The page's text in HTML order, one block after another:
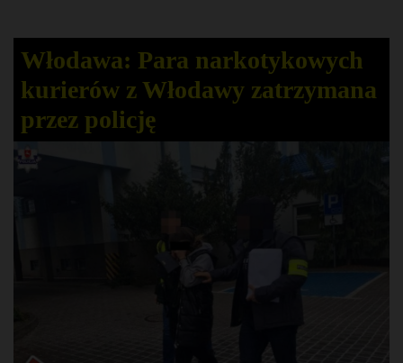
Włodawa: Para narkotykowych
kurierów z Włodawy zatrzymana
przez policję